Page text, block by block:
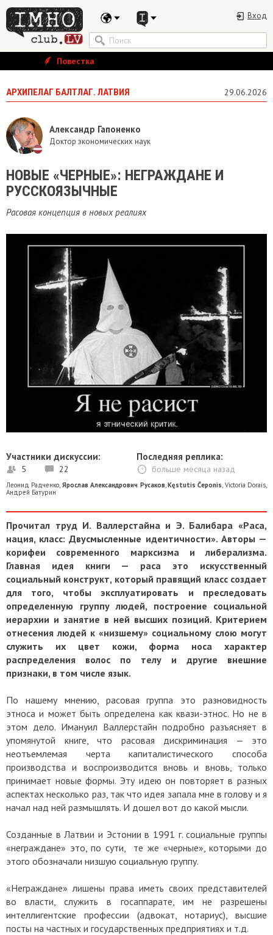
Вход
Повестка
АРХИПЕЛАГ БАЛТЛАГ. ЛАТВИЯ 29.06.2026
Александр Гапоненко
Доктор экономических наук
НОВЫЕ «ЧЕРНЫЕ»: НЕГРАЖДАНЕ И
РУССКОЯЗЫЧНЫЕ
Расовая концепция в новых реалиях
Участники дискуссии:
5 22
Последняя реплика:
больше месяца назад
Леонид Радченко Ярослав Александрович Русаков Kęstutis Čeponis Victoria Dorais
Андрей Батурин
Прочитал труд И. Валлерстайна и Э. Балибара «Раса,
нация, класс: Двусмысленные идентичности». Авторы —
корифеи современного марксизма и либерализма.
Главная идея книги — раса это искусственный
социальный конструкт, который правящий класс создает
для того, чтобы эксплуатировать и преследовать
определенную группу людей, построение социальной
иерархии и занятие в ней высших позиций. Критерием
отнесения людей к «низшему» социальному слою могут
служить их цвет кожи, форма носа характер
распределения волос по телу и другие внешние
признаки, в том числе язык.
По нашему мнению, расовая группа это разновидность
этноса и может быть определена как квази-этнос. Но не в
этом дело. Имануил Валлерстайн подробно разъясняет в
упомянутой книге, что расовая дискриминация — это
неотъемлемая черта капиталистического способа
производства и воспроизводится вновь и вновь, только
принимает новые формы. Эту идею он повторяет в разных
аспектах несколько раз, так что идея запала мне в голову и я
начал над ней размышлять. И дошел вот до какой мысли.
Созданные в Латвии и Эстонии в 1991 г. социальные группы
«неграждане» это, по сути, те же «черные», которыми до
этого обозначали низшую социальную группу.
«Неграждане» лишены права иметь своих представителей
во власти, служить в госаппарате, им не разрешены
интеллигентские профессии (адвокат, нотариус), высшие
посты на частных и государственных предприятиях и т.д.